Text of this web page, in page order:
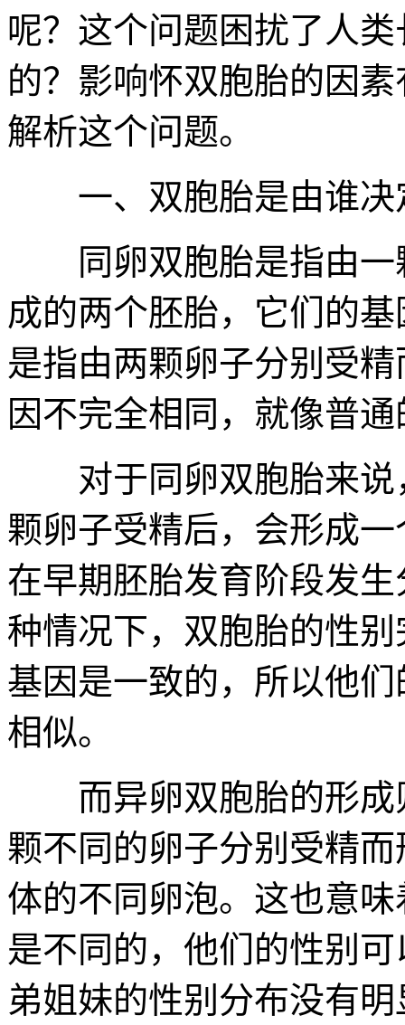
呢？这个问题困扰了人
的？影响怀双胞胎的因
解析这个问题。
一、双胞胎是由谁决
同卵双胞胎是指由一
成的两个胚胎，它们的
是指由两颗卵子分别受
因不完全相同，就像普
对于同卵双胞胎来说
颗卵子受精后，会形成
在早期胚胎发育阶段发
种情况下，双胞胎的性
基因是一致的，所以他
相似。
而异卵双胞胎的形成
颗不同的卵子分别受精
体的不同卵泡。这也意
是不同的，他们的性别
弟姐妹的性别分布没有